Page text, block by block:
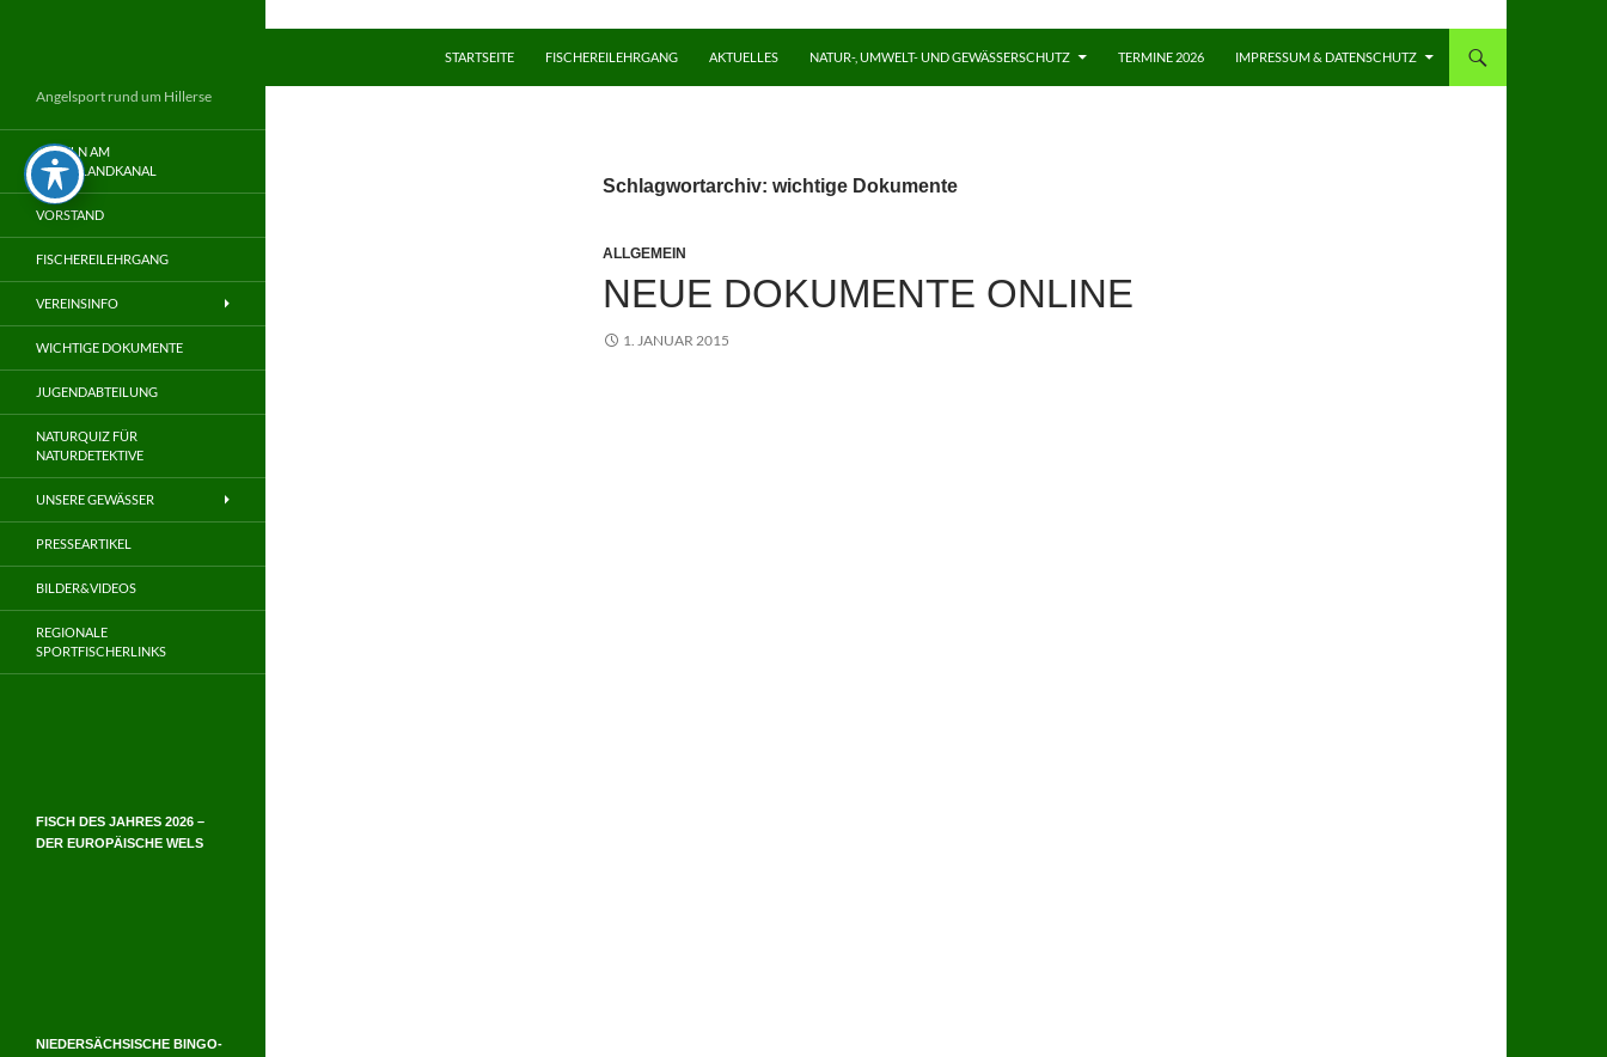
STARTSEITE FISCHEREILEHRGANG AKTUELLES NATUR-, UMWELT- UND GEWÄSSERSCHUTZ TERMINE 2026 IMPRESSUM & DATENSCHUTZ
Schlagwortarchiv: wichtige Dokumente
ALLGEMEIN
NEUE DOKUMENTE ONLINE
1. JANUAR 2015
Angelsport rund um Hillerse
ANGELN AM
MITTELLANDKANAL
VORSTAND
FISCHEREILEHRGANG
VEREINSINFO
WICHTIGE DOKUMENTE
JUGENDABTEILUNG
NATURQUIZ FÜR
NATURDETEKTIVE
UNSERE GEWÄSSER
PRESSEARTIKEL
BILDER&VIDEOS
REGIONALE
SPORTFISCHERLINKS
FISCH DES JAHRES 2026 –
DER EUROPÄISCHE WELS
NIEDERSÄCHSISCHE BINGO-